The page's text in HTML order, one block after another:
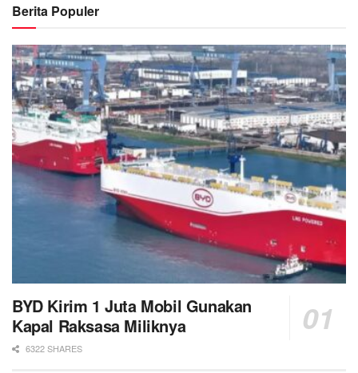
Berita Populer
BYD Kirim 1 Juta Mobil Gunakan
Kapal Raksasa Miliknya
6322 SHARES